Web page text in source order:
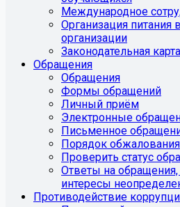
Международное
Организация питания
организации
Законодательная карта
Обращения
Обращения
Формы обращений
Личный приём
Электронные
Письменное
Порядок обжалования
Проверить статус
Ответы на
интересы
Противодействие